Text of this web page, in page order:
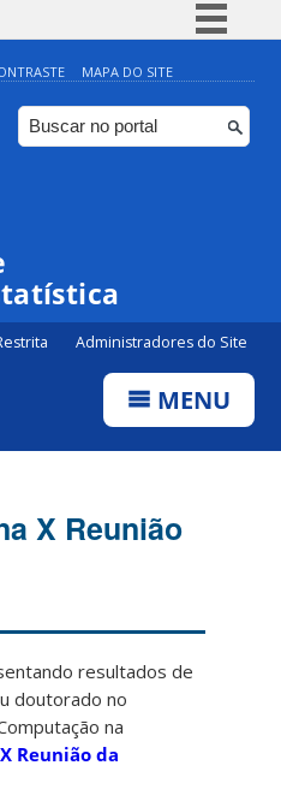
Simplifique!
Comunica BR
Participe
MAPA DO SITE
Administradores do Site
MENU
X Reunião
resultados de
doutorado no
na
X Reunião da